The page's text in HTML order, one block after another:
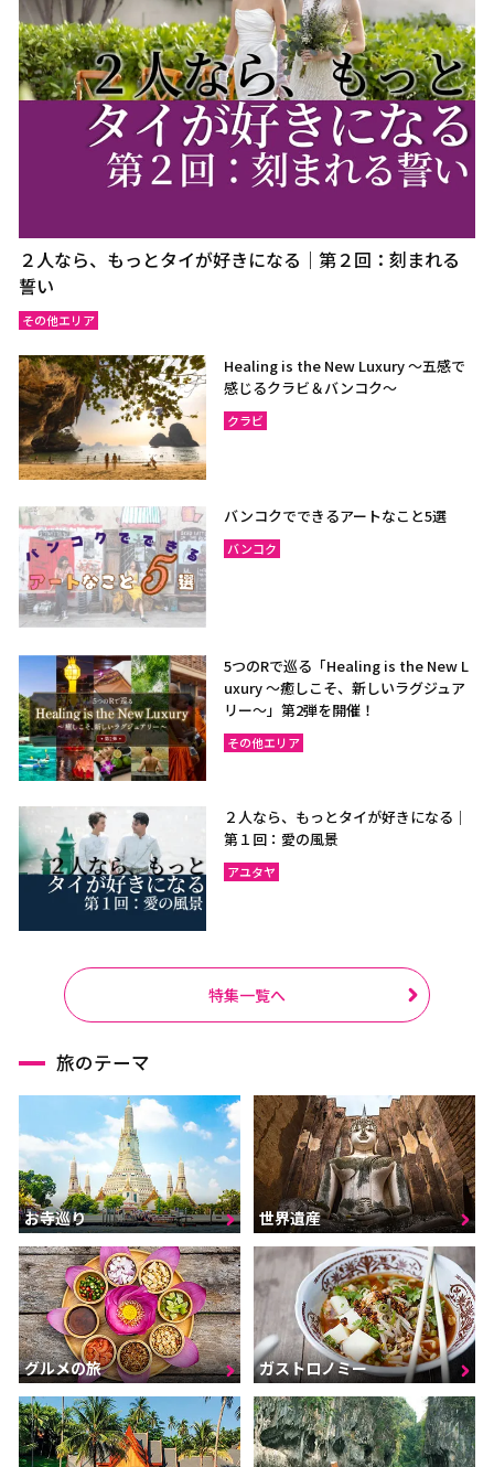
２人なら、もっとタイが好きになる｜第２回：刻まれる
誓い
その他エリア
Healing is the New Luxury ～五感で
感じるクラビ＆バンコク～
クラビ
バンコクでできるアートなこと5選
バンコク
5つのRで巡る「Healing is the New L
uxury ～癒しこそ、新しいラグジュア
リー〜」第2弾を開催！
その他エリア
２人なら、もっとタイが好きになる｜
第１回：愛の風景
アユタヤ
特集一覧へ
旅のテーマ
お寺巡り 世界遺産
グルメの旅 ガストロノミー